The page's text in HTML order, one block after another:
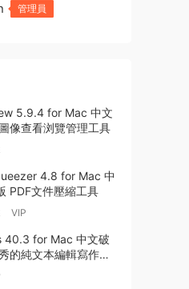
管理員
5.9.4 for Mac 中文
像查看浏覽管理工具
4.8 for Mac 中
PDF文件壓縮工具
VIP
40.3 for Mac 中文破
的純文本編輯寫作軟